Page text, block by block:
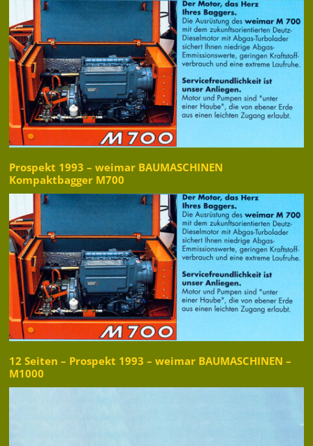
Prospekt 1993 – weimar BAUMASCHINEN
Kompaktbagger M700
12 Seiten – Prospekt 1993 – weimar BAUMASCHINEN –
M1000